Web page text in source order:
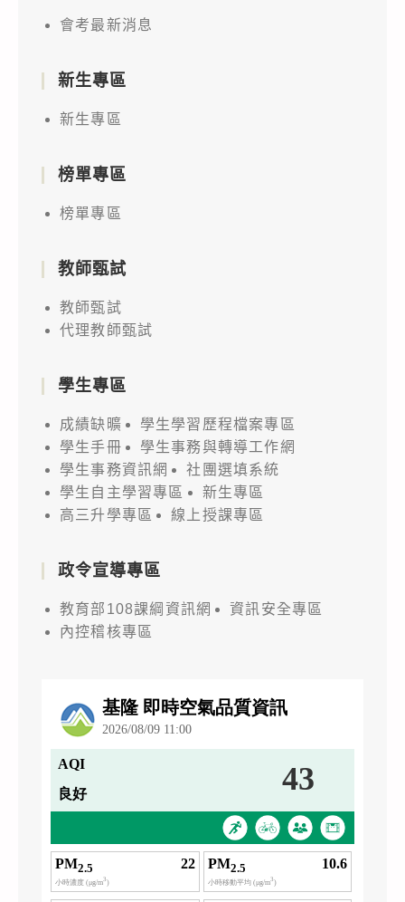
會考最新消息
新生專區
新生專區
榜單專區
榜單專區
教師甄試
教師甄試
代理教師甄試
學生專區
成績缺曠
學生學習歷程檔案專區
學生手冊
學生事務與轉導工作網
學生事務資訊網
社團選填系統
學生自主學習專區
新生專區
高三升學專區
線上授課專區
政令宣導專區
教育部108課綱資訊網
資訊安全專區
內控稽核專區